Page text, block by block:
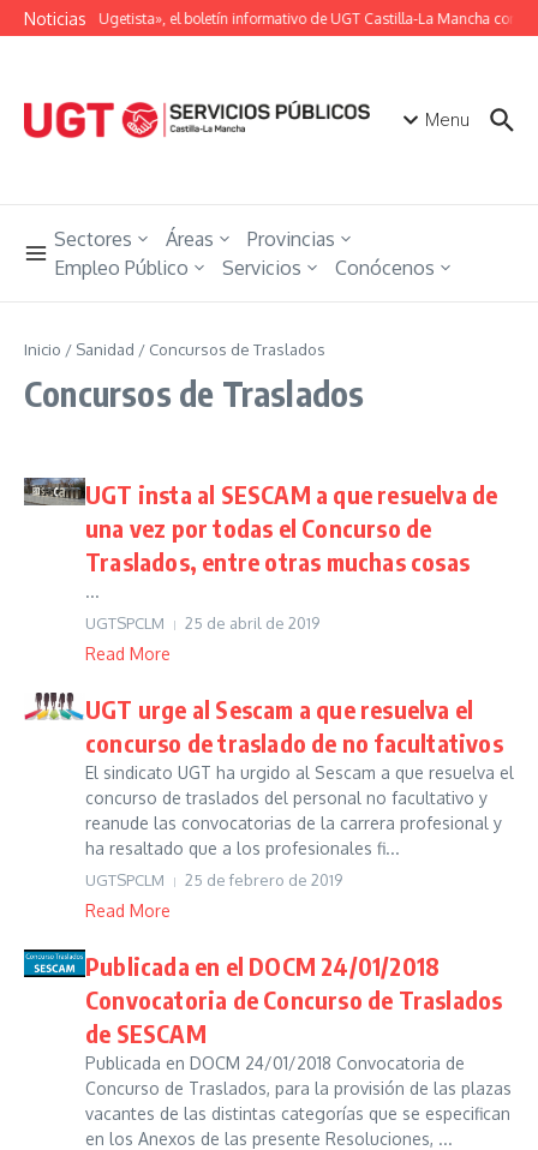
Saltar al contenido
Noticias
«Unión Ugetista», el boletín informativo de UGT Castilla-La Mancha con
Menu
Sectores Áreas
Provincias
Empleo Público
Servicios Conócenos
Inicio / Sanidad / Concursos de Traslados
Concursos de Traslados
UGT insta al SESCAM a que resuelva de
una vez por todas el Concurso de
Traslados, entre otras muchas cosas
...
UGTSPCLM 25 de abril de 2019
Read More
UGT urge al Sescam a que resuelva el
concurso de traslado de no facultativos
El sindicato UGT ha urgido al Sescam a que resuelva el
concurso de traslados del personal no facultativo y
reanude las convocatorias de la carrera profesional y
ha resaltado que a los profesionales fi...
UGTSPCLM 25 de febrero de 2019
Read More
Publicada en el DOCM 24/01/2018
Convocatoria de Concurso de Traslados
de SESCAM
Publicada en DOCM 24/01/2018 Convocatoria de
Concurso de Traslados, para la provisión de las plazas
vacantes de las distintas categorías que se especifican
en los Anexos de las presente Resoluciones, ...